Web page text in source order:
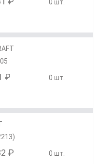
0 шт.
₽ 0 шт.
₽ 0 шт.